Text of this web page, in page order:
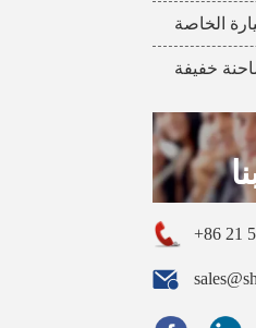
الخاصة
خفيفة
+86 21